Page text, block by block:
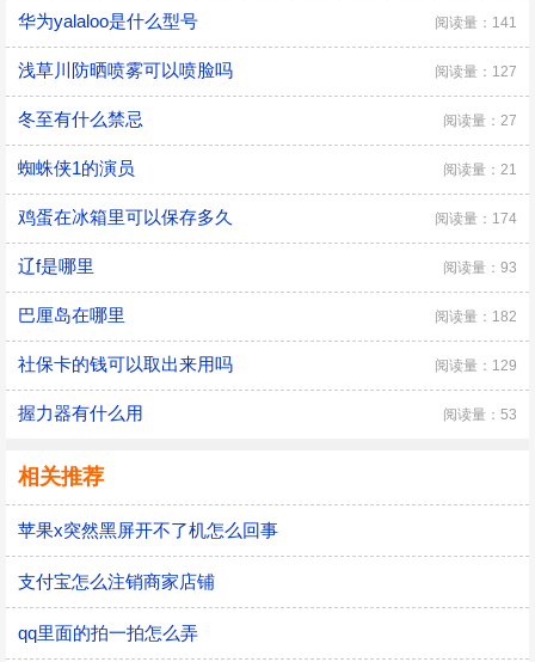
华为yalaloo是什么型号 阅读量：141
浅草川防晒喷雾可以喷脸吗 阅读量：127
冬至有什么禁忌 阅读量：27
蜘蛛侠1的演员 阅读量：21
鸡蛋在冰箱里可以保存多久 阅读量：174
辽f是哪里 阅读量：93
巴厘岛在哪里 阅读量：182
社保卡的钱可以取出来用吗 阅读量：129
握力器有什么用 阅读量：53
相关推荐
苹果x突然黑屏开不了机怎么回事
支付宝怎么注销商家店铺
qq里面的拍一拍怎么弄